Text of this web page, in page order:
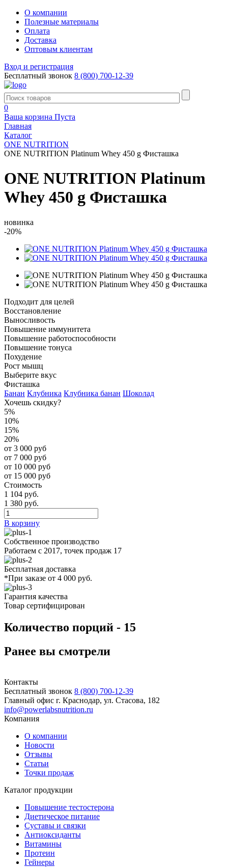
О компании
Полезные материалы
Оплата
Доставка
Оптовым клиентам
Вход и регистрация
Бесплатный звонок 8 (800) 700-12-39
0
Ваша корзина Пуста
Главная
Каталог
ONE NUTRITION
ONE NUTRITION Platinum Whey 450 g Фисташка
ONE NUTRITION Platinum
Whey 450 g Фисташка
новинка
-20%
Подходит для целей
Восстановление
Выносливость
Повышение иммунитета
Повышение работоспособности
Повышение тонуса
Похудение
Рост мышц
Выберите вкус
Фисташка
Банан Клубника Клубника банан Шоколад
Хочешь скидку?
5%
10%
15%
20%
от 3 000 руб
от 7 000 руб
от 10 000 руб
от 15 000 руб
Стоимость
1 104 руб.
1 380 руб.
В корзину
Собственное производство
Работаем с 2017, точек продаж 17
Бесплатная доставка
*При заказе от 4 000 руб.
Гарантия качества
Товар сертифицирован
Количество порций - 15
Ранее вы смотрели
Контакты
Бесплатный звонок 8 (800) 700-12-39
Главный офис г. Краснодар, ул. Стасова, 182
info@powerlabsnutrition.ru
Компания
О компании
Новости
Отзывы
Статьи
Точки продаж
Каталог продукции
Повышение тестостерона
Диетическое питание
Суставы и связки
Антиоксиданты
Витамины
Протеин
Гейнеры